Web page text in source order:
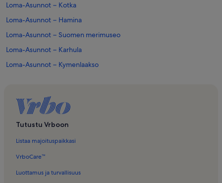
Loma-Asunnot − Kotka
Loma-Asunnot − Hamina
Loma-Asunnot − Suomen merimuseo
Loma-Asunnot − Karhula
Loma-Asunnot − Kymenlaakso
Majatalot – Korjärven uimaranta
Matkailuvaunut ja -autot – Itäisen Suomenlahden kansallispuisto
Talot – Itäisen Suomenlahden kansallispuisto
Huvilat – Kymenlaakso
Lemmikkiystävälliset loma-asunnot kohteessa Kymenlaakso
Huoneistot ja asunnot – Kymenlaakso
Tutustu Vrboon
Listaa majoituspaikkasi
VrboCare™
Luottamus ja turvallisuus